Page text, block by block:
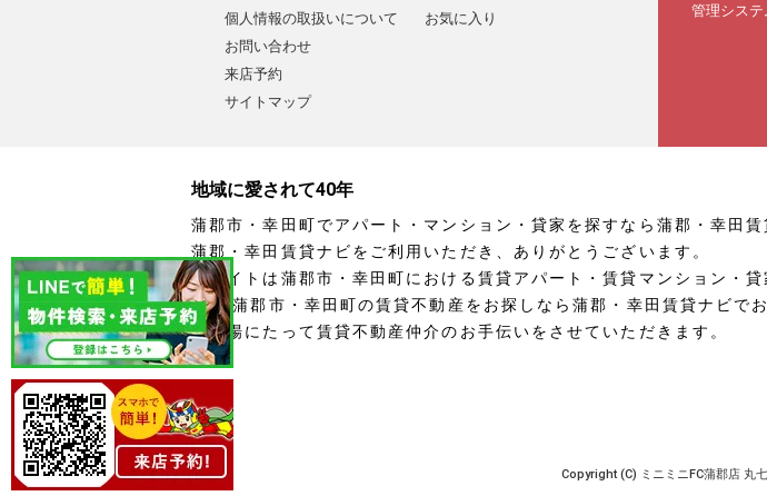
個人情報の取扱いについて
お問い合わせ
来店予約
サイトマップ
お気に入り
管理システ
地域に愛されて40年
蒲郡市・幸田町でアパート・マンション・貸家を探すなら蒲郡・幸田賃
蒲郡・幸田賃貸ナビをご利用いただき、ありがとうございます。
当サイトは蒲郡市・幸田町における賃貸アパート・賃貸マンション・
す。 蒲郡市・幸田町の賃貸不動産をお探しなら蒲郡・幸田賃貸ナビで
の立場にたって賃貸不動産仲介のお手伝いをさせていただきます。
Copyright (C) ミニミニFC蒲郡店 丸